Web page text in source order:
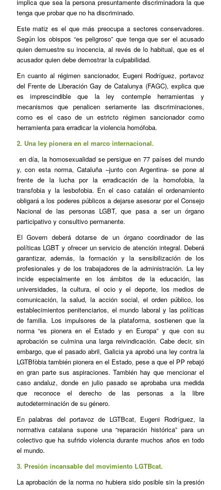
implica que sea la persona presuntamente discriminadora la que
tenga que probar que no ha discriminado.
Este matiz es el que más preocupa a sectores conservadores.
Según los obispos “es peligroso” que tenga que ser el acusado
quien demuestre su inocencia, al revés de lo habitual, que es el
acusador quien debe demostrar la culpabilidad.
En cuanto al régimen sancionador, Eugeni Rodríguez, portavoz
del Frente de Liberación Gay de Catalunya (FAGC), explica que
es imprescindible que la ley contemple herramientas y
mecanismos que penalicen seriamente las discriminaciones,
como es el caso de un estricto régimen sancionador como
herramienta para erradicar la violencia homófoba.
2. Una ley pionera en el marco internacional.
en día, la homosexualidad se persigue en 77 países del mundo
y, con esta norma, Cataluña –junto con Argentina- se pone al
frente de la lucha por la erradicación de la homofobia, la
transfobia y la lesbofobia. En el caso catalán el ordenamiento
obligará a los poderes públicos a dejarse asesorar por el Consejo
Nacional de las personas LGBT, que pasa a ser un órgano
participativo y consultivo permanente.
El Govern deberá dotarse de un órgano coordinador de las
políticas LGBT y ofrecer un servicio de atención integral. Deberá
garantizar, además, la formación y la sensibilización de los
profesionales y de los trabajadores de la administración. La ley
incide especialmente en los ámbitos de la educación, las
universidades, la cultura, el ocio y el deporte, los medios de
comunicación, la salud, la acción social, el orden público, los
establecimientos penitenciarios, el mundo laboral y las políticas
de familia. Los impulsores de la plataforma, sostienen que la
norma “es pionera en el Estado y en Europa” y que con su
aprobación se culmina una larga reivindicación. Cabe decir, sin
embargo, que el pasado abril, Galicia ya aprobó una ley contra la
LGTBfòbia también pionera en el Estado, pese a que el PP rebajó
en gran parte sus aspiraciones. También hay que mencionar el
caso andaluz, donde en julio pasado se aprobaba una medida
que reconoce el derecho de las personas a la libre
autodeterminación de su género.
En palabras del portavoz de LGTBcat, Eugeni Rodríguez, la
normativa catalana supone una “reparación histórica” para un
colectivo que ha sufrido violencia durante muchos años en todo
el mundo.
3. Presión incansable del movimiento LGTBcat.
La aprobación de la norma no hubiera sido posible sin la presión